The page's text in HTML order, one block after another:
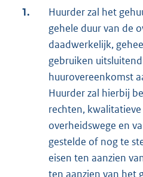
1.
Huurder zal het
gehele duur van de
daadwerkelijk,
gebruiken
huurovereenkomst
Huurder zal hierbij
rechten,
overheidswege en
gestelde of nog te
eisen ten aanzien
ten aanzien van het